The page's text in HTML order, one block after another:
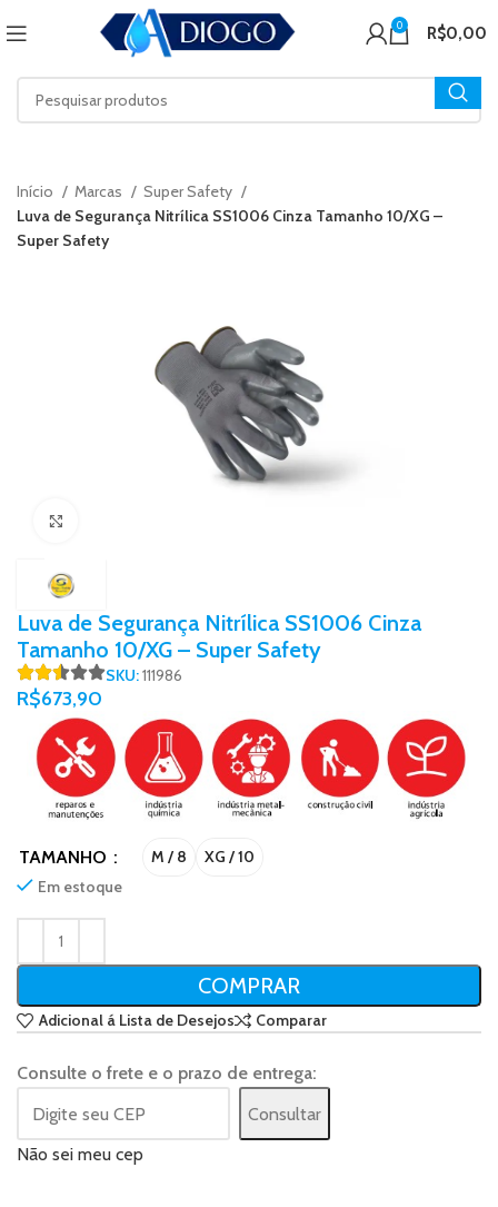
0 R$0,00
Início Marcas
Super Safety
Luva de Segurança Nitrílica SS1006 Cinza Tamanho 10/XG –
Super Safety
Luva de Segurança Nitrílica SS1006 Cinza
Tamanho 10/XG – Super Safety
SKU:111986
R$673,90
TAMANHO M / 8
XG / 10
Em estoque
COMPRAR
Adicional á Lista de Desejos Comparar
Consulte o frete e o prazo de entrega:
Consultar
Não sei meu cep